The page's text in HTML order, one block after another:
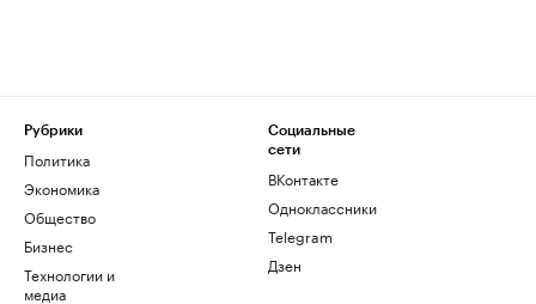
Рубрики
Политика
Экономика
Общество
Бизнес
Технологии и
медиа
Социальные
сети
ВКонтакте
Одноклассники
Telegram
Дзен